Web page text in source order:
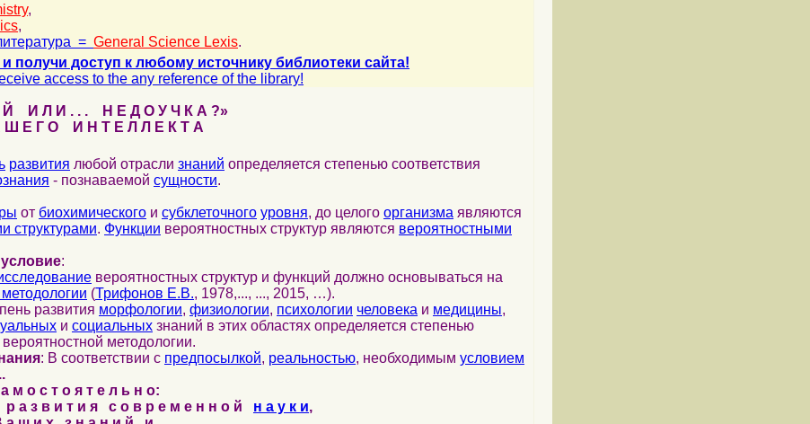
,
,
= General Science Lexis.
получи доступ к любому источнику библиотеки сайта!
access to the any reference of the library!
И Л И . . . Н Е Д О У Ч К А ?»
Е Г О И Н Т Е Л Л Е К Т А
развития любой отрасли знаний определяется степенью соответствия
- познаваемой сущности.
от биохимического и субклеточного уровня, до целого организма являются
структурами. Функции вероятностных структур являются вероятностными
:
вероятностных структур и функций должно основываться на
(Трифонов Е.В., 1978,..., ..., 2015, …).
развития морфологии, физиологии, психологии человека и медицины,
и социальных знаний в этих областях определяется степенью
методологии.
: В соответствии с предпосылкой, реальностью, необходимым условием
м о с т о я т е л ь н о:
а з в и т и я с о в р е м е н н о й н а у к и,